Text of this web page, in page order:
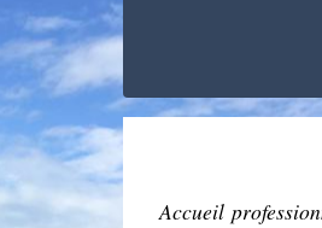
Accueil